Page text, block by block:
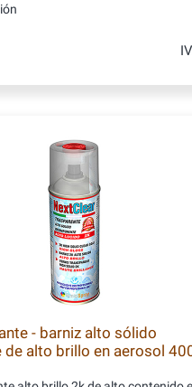
- barniz alto sólido
alto brillo en aerosol